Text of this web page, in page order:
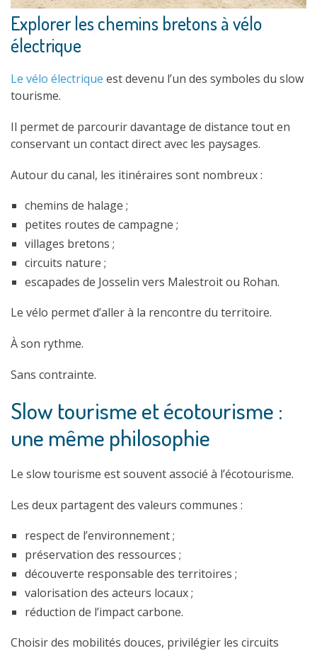
Explorer les chemins bretons à vélo
électrique
Le vélo électrique est devenu l’un des symboles du slow
tourisme.
Il permet de parcourir davantage de distance tout en
conservant un contact direct avec les paysages.
Autour du canal, les itinéraires sont nombreux :
chemins de halage ;
petites routes de campagne ;
villages bretons ;
circuits nature ;
escapades de Josselin vers Malestroit ou Rohan.
Le vélo permet d’aller à la rencontre du territoire.
À son rythme.
Sans contrainte.
Slow tourisme et écotourisme :
une même philosophie
Le slow tourisme est souvent associé à l’écotourisme.
Les deux partagent des valeurs communes :
respect de l’environnement ;
préservation des ressources ;
découverte responsable des territoires ;
valorisation des acteurs locaux ;
réduction de l’impact carbone.
Choisir des mobilités douces, privilégier les circuits